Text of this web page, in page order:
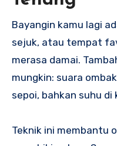
Bayangin kamu lagi
sejuk, atau tempat
merasa damai.
mungkin: suara
sepoi, bahkan suhu di
Teknik ini membantu